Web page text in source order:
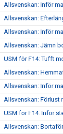
Allsvenskan: Inför
Allsvenskan:
Allsvenskan: Inför
Allsvenskan: Jämn
USM för F14: Tufft
Allsvenskan:
Allsvenskan: Inför
Allsvenskan: Förlust
USM för F14: Inför
Allsvenskan: